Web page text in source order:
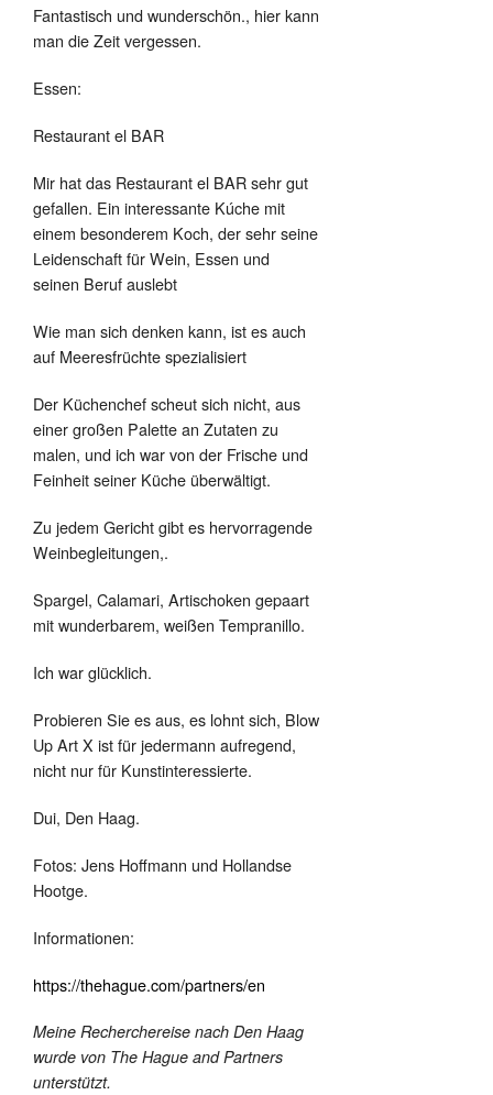
Fantastisch und wunderschön., hier kann
man die Zeit vergessen.
Essen:
Restaurant el BAR
Mir hat das Restaurant el BAR sehr gut
gefallen. Ein interessante Kúche mit
einem besonderem Koch, der sehr seine
Leidenschaft für Wein, Essen und
seinen Beruf auslebt
Wie man sich denken kann, ist es auch
auf Meeresfrüchte spezialisiert
Der Küchenchef scheut sich nicht, aus
einer großen Palette an Zutaten zu
malen, und ich war von der Frische und
Feinheit seiner Küche überwältigt.
Zu jedem Gericht gibt es hervorragende
Weinbegleitungen,.
Spargel, Calamari, Artischoken gepaart
mit wunderbarem, weißen Tempranillo.
Ich war glücklich.
Probieren Sie es aus, es lohnt sich, Blow
Up Art X ist für jedermann aufregend,
nicht nur für Kunstinteressierte.
Dui, Den Haag.
Fotos: Jens Hoffmann und Hollandse
Hootge.
Informationen:
https://thehague.com/partners/en
Meine Recherchereise nach Den Haag
wurde von The Hague and Partners
unterstützt.